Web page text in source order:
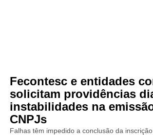
Fecontesc e entidades
solicitam providências
instabilidades na
CNPJs
Falhas têm impedido a conclusão da